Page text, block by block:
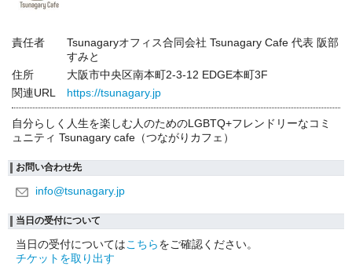
責任者
Tsunagaryオフィス合同会社 Tsunagary Cafe 代表 阪部
すみと
住所
大阪市中央区南本町2-3-12 EDGE本町3F
関連URL
https://tsunagary.jp
自分らしく人生を楽しむ人のためのLGBTQ+フレンドリーなコミ
ュニティ Tsunagary cafe（つながりカフェ）
お問い合わせ先
info@tsunagary.jp
当日の受付について
当日の受付についてはこちらをご確認ください。
チケットを取り出す